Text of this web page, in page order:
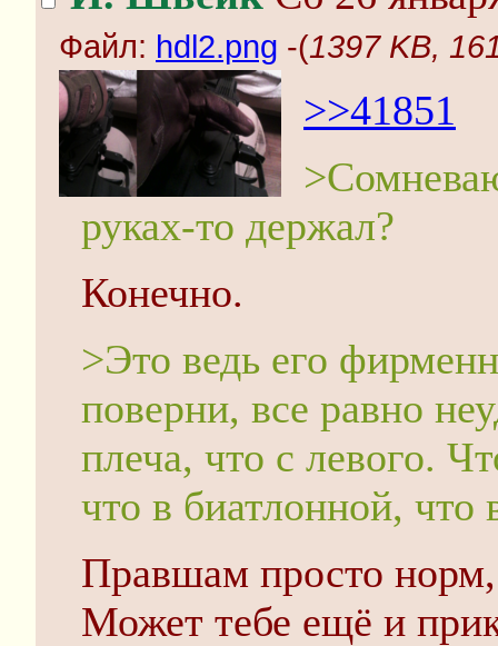
Файл: hdl2.png -(1397 KB,
>>41851
руках-то держал?
Конечно.
>Это ведь его
поверни, все равно
плеча, что с левого.
что в биатлонной, что
Правшам просто
Может тебе ещё и